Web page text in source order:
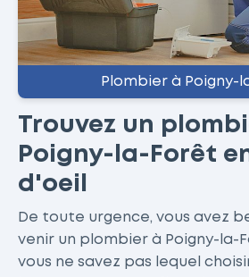
Plombier à Poigny-
Trouvez un
Poigny-la-Forêt
d'oeil
De toute urgence, vous avez
venir un plombier à Poigny-la-
vous ne savez pas lequel